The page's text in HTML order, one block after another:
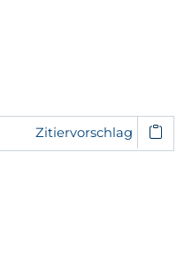
Zitiervorschlag